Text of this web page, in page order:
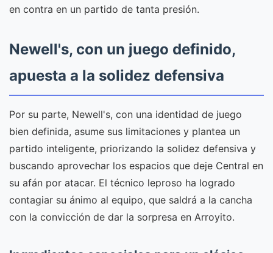
en contra en un partido de tanta presión.
Newell's, con un juego definido,
apuesta a la solidez defensiva
Por su parte, Newell's, con una identidad de juego
bien definida, asume sus limitaciones y plantea un
partido inteligente, priorizando la solidez defensiva y
buscando aprovechar los espacios que deje Central en
su afán por atacar. El técnico leproso ha logrado
contagiar su ánimo al equipo, que saldrá a la cancha
con la convicción de dar la sorpresa en Arroyito.